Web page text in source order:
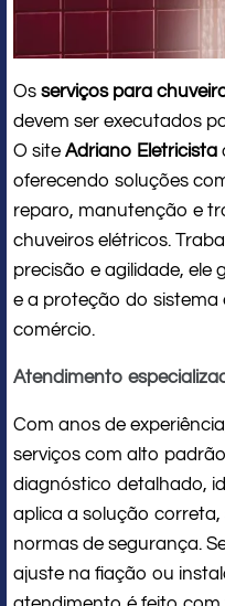
Os serviços para
devem ser executados
O site Adriano Eletricista
oferecendo soluções
reparo, manutenção e
chuveiros elétricos.
precisão e agilidade, ele
e a proteção do sistema
comércio.
Atendimento
Com anos de
serviços com alto
diagnóstico detalhado,
aplica a solução
normas de segurança.
ajuste na fiação ou